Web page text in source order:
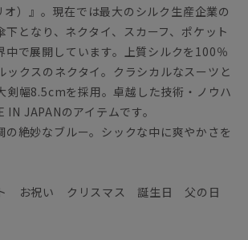
）』。現在では最大のシルク生産企業の
下となり、ネクタイ、スカーフ、ポケット
中で展開しています。上質シルクを100％
ックスのネクタイ。クラシカルなスーツと
剣幅8.5cmを採用。卓越した技術・ノウハ
IN JAPANのアイテムです。
の絶妙なブルー。シックな中に爽やかさを
お祝い クリスマス 誕生日 父の日